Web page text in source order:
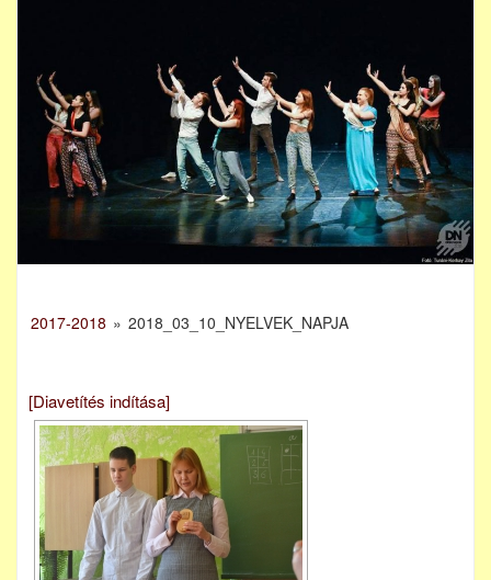
2017-2018 » 2018_03_10_NYELVEK_NAPJA
[Diavetítés indítása]